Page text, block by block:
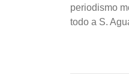
periodismo
todo a S.